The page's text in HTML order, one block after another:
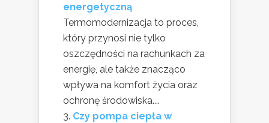
energetyczną
Termomodernizacja to proces,
który przynosi nie tylko
oszczędności na rachunkach za
energię, ale także znacząco
wpływa na komfort życia oraz
ochronę środowiska....
Czy pompa ciepła w